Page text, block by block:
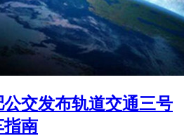
公交发布轨道交通三号
指南